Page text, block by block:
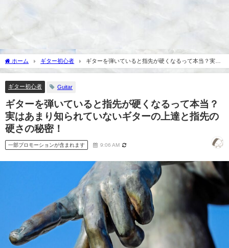
ホーム ギター初心者
ギターを弾いていると指先が硬くなるって本当？実は
あまり知られていないギターの上達と指先の硬さの秘密！
ギター初心者 Guitar
ギターを弾いていると指先が硬くなるって本当？
実はあまり知られていないギターの上達と指先の
硬さの秘密！
一部プロモーションが含まれます 9:06 AM